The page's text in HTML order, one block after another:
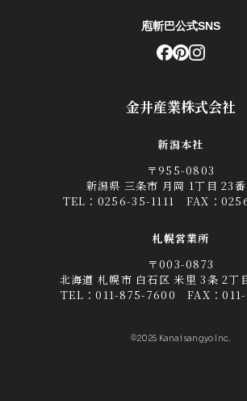
金井産業株式会社
新潟本社
〒955-0803
新潟県 三条市 月岡 1丁目 23
TEL： 0256-35-1111 FAX：
札幌営業所
〒003-0873
北海道 札幌市 白石区 米里 3条 2丁
TEL：011-875-7600 FAX：
©2025 Kanai sangyo Inc.
庖斬巴公式SNS